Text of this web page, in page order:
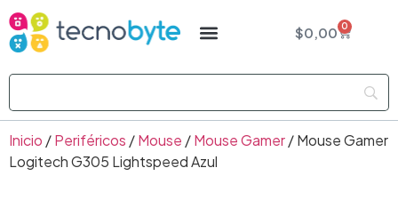
$0,00 0
Inicio /Periféricos /Mouse /Mouse Gamer/ Mouse Gamer
Logitech G305 Lightspeed Azul